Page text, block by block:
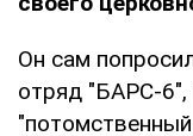
Он сам
отряд "БАРС-6",
"потомственный